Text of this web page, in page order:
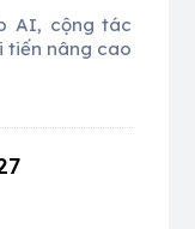
AI, cộng tác
tiến nâng cao